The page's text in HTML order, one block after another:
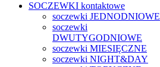
SOCZEWKI kontaktowe
soczewki JEDNODNIOWE
soczewki
DWUTYGODNIOWE
soczewki MIESIĘCZNE
soczewki NIGHT&DAY